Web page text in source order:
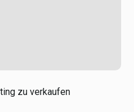
zu verkaufen